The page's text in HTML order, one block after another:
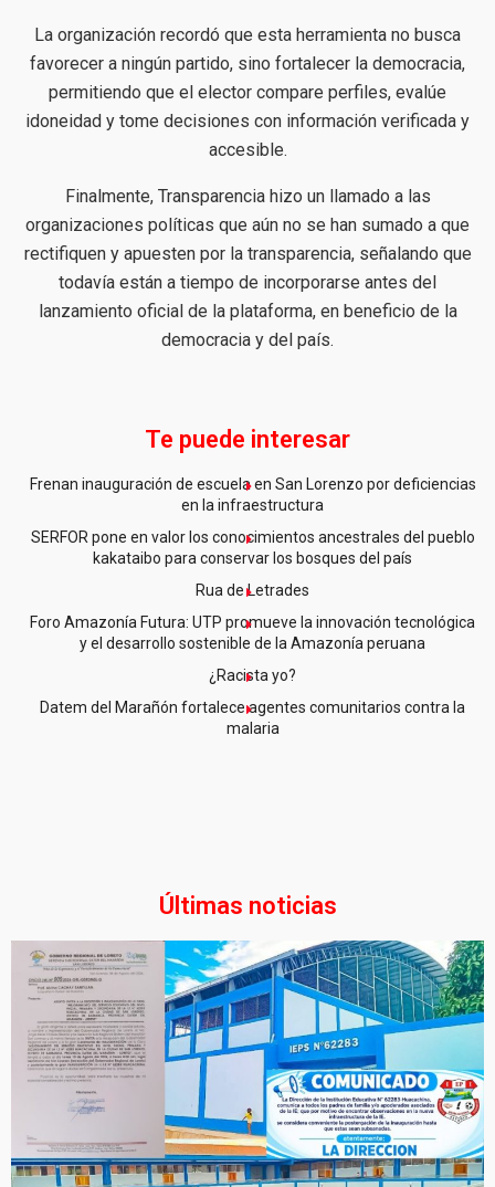
La organización recordó que esta herramienta no busca
favorecer a ningún partido, sino fortalecer la democracia,
permitiendo que el elector compare perfiles, evalúe
idoneidad y tome decisiones con información verificada y
accesible.
Finalmente, Transparencia hizo un llamado a las
organizaciones políticas que aún no se han sumado a que
rectifiquen y apuesten por la transparencia, señalando que
todavía están a tiempo de incorporarse antes del
lanzamiento oficial de la plataforma, en beneficio de la
democracia y del país.
Te puede interesar
Frenan inauguración de escuela en San Lorenzo por deficiencias
en la infraestructura
SERFOR pone en valor los conocimientos ancestrales del pueblo
kakataibo para conservar los bosques del país
Rua de Letrades
Foro Amazonía Futura: UTP promueve la innovación tecnológica
y el desarrollo sostenible de la Amazonía peruana
¿Racista yo?
Datem del Marañón fortalece agentes comunitarios contra la
malaria
Últimas noticias